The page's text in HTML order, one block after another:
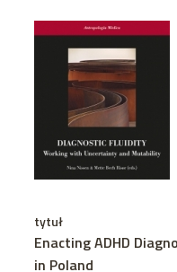
tytuł
Enacting ADHD
in Poland